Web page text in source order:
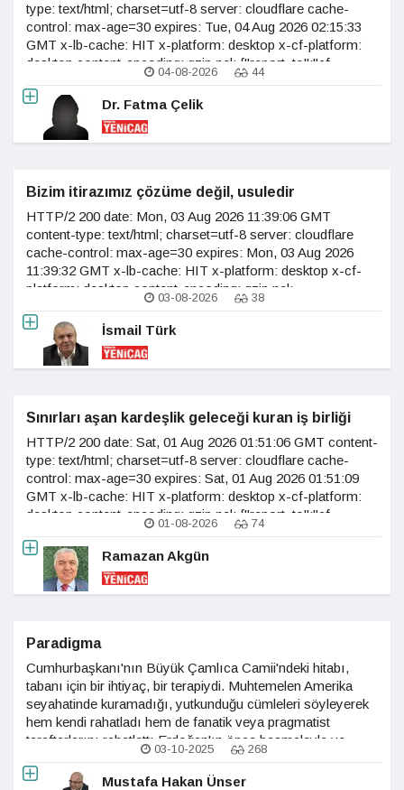
type: text/html; charset=utf-8 server: cloudflare cache-
control: max-age=30 expires: Tue, 04 Aug 2026 02:15:33
GMT x-lb-cache: HIT x-platform: desktop x-cf-platform:
desktop content-encoding: gzip nel: {"report_to":"cf-
nel","success_fraction":0.0,"max_age":604800} vary:
accept-encoding age: 3 last-modified:
04-08-2026 44
Dr. Fatma Çelik
Bizim itirazımız çözüme değil, usuledir
HTTP/2 200 date: Mon, 03 Aug 2026 11:39:06 GMT
content-type: text/html; charset=utf-8 server: cloudflare
cache-control: max-age=30 expires: Mon, 03 Aug 2026
11:39:32 GMT x-lb-cache: HIT x-platform: desktop x-cf-
platform: desktop content-encoding: gzip nel:
nel","success_fraction":0.0,"max_age":604800} vary:
accept-encoding age: 4 last-modified:
03-08-2026 38
İsmail Türk
Sınırları aşan kardeşlik geleceği kuran iş birliği
HTTP/2 200 date: Sat, 01 Aug 2026 01:51:06 GMT content-
type: text/html; charset=utf-8 server: cloudflare cache-
control: max-age=30 expires: Sat, 01 Aug 2026 01:51:09
GMT x-lb-cache: HIT x-platform: desktop x-cf-platform:
desktop content-encoding: gzip nel: {"report_to":"cf-
nel","success_fraction":0.0,"max_age":604800} vary:
accept-encoding age: 26 last-modified:
01-08-2026 74
Ramazan Akgün
Paradigma
Cumhurbaşkanı'nın Büyük Çamlıca Camii'ndeki hitabı,
tabanı için bir ihtiyaç, bir terapiydi. Muhtemelen Amerika
seyahatinde kuramadığı, yutkunduğu cümleleri söyleyerek
hem kendi rahatladı hem de fanatik veya pragmatist
taraftarlarını rahatlattı.Erdoğan'ın önce besmeleyle ve
Arapça başladığı, sonra Türkçe "Rabbim Allah yolunda
cihadı bizlere emrediyor..." diyerek
03-10-2025 268
Mustafa Hakan Ünser